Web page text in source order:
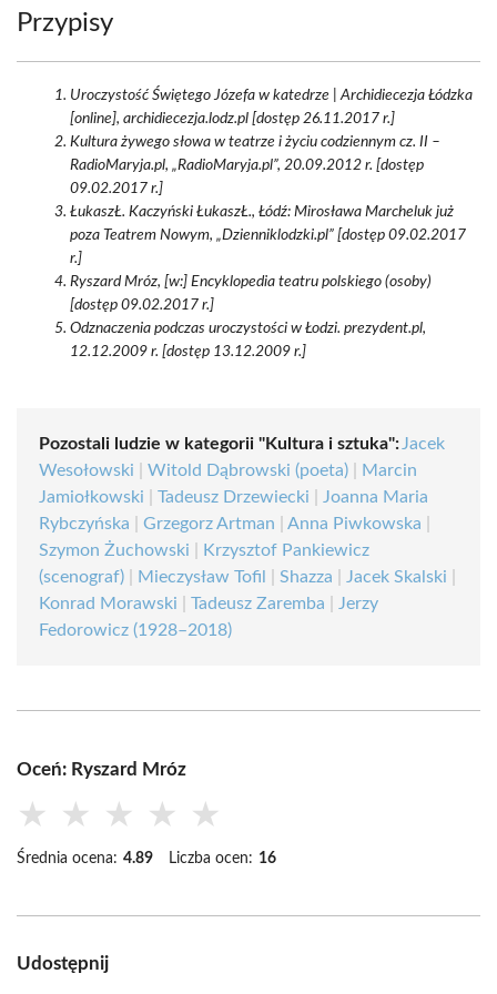
Przypisy
Uroczystość Świętego Józefa w katedrze | Archidiecezja Łódzka
[online], archidiecezja.lodz.pl [dostęp 26.11.2017 r.]
Kultura żywego słowa w teatrze i życiu codziennym cz. II –
RadioMaryja.pl, „RadioMaryja.pl”, 20.09.2012 r. [dostęp
09.02.2017 r.]
ŁukaszŁ. Kaczyński ŁukaszŁ., Łódź: Mirosława Marcheluk już
poza Teatrem Nowym, „Dzienniklodzki.pl” [dostęp 09.02.2017
r.]
Ryszard Mróz, [w:] Encyklopedia teatru polskiego (osoby)
[dostęp 09.02.2017 r.]
Odznaczenia podczas uroczystości w Łodzi. prezydent.pl,
12.12.2009 r. [dostęp 13.12.2009 r.]
Pozostali ludzie w kategorii "Kultura i sztuka": Jacek
Wesołowski
Witold Dąbrowski (poeta)
Marcin
Jamiołkowski
Tadeusz Drzewiecki
Joanna Maria
Rybczyńska
Grzegorz Artman Anna Piwkowska
Szymon Żuchowski
Krzysztof Pankiewicz
(scenograf)
Mieczysław Tofil Shazza Jacek Skalski
Konrad Morawski
Tadeusz Zaremba
Jerzy
Fedorowicz (1928–2018)
Oceń: Ryszard Mróz
★ ★ ★ ★ ★
Średnia ocena: 4.89 Liczba ocen: 16
Udostępnij